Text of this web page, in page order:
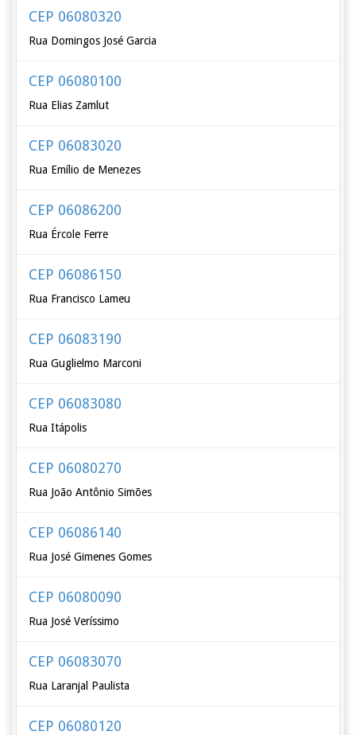
CEP 06080320
Rua Domingos José Garcia
CEP 06080100
Rua Elias Zamlut
CEP 06083020
Rua Emílio de Menezes
CEP 06086200
Rua Ércole Ferre
CEP 06086150
Rua Francisco Lameu
CEP 06083190
Rua Guglielmo Marconi
CEP 06083080
Rua Itápolis
CEP 06080270
Rua João Antônio Simões
CEP 06086140
Rua José Gimenes Gomes
CEP 06080090
Rua José Veríssimo
CEP 06083070
Rua Laranjal Paulista
CEP 06080120